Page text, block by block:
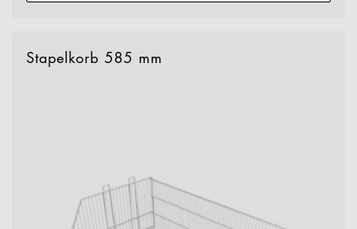
Stapelkorb 585 mm